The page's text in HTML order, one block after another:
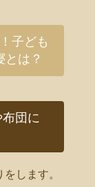
子ども
は？
団に
します。